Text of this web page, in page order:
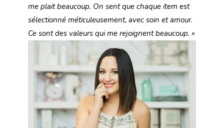
me plait beaucoup. On sent que chaque item est
sélectionné méticuleusement, avec soin et amour.
Ce sont des valeurs qui me rejoignent beaucoup. »